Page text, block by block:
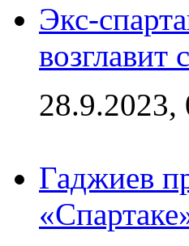
Экс-
28.9.2023,
Гаджиев